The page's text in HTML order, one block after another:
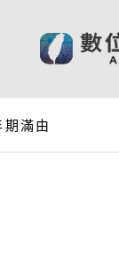
滿由